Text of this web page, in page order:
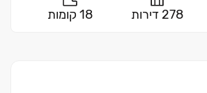
278 דירות 18 קומות